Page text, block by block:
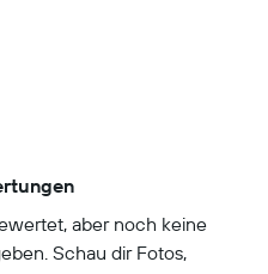
aber noch keine
Schau dir Fotos,